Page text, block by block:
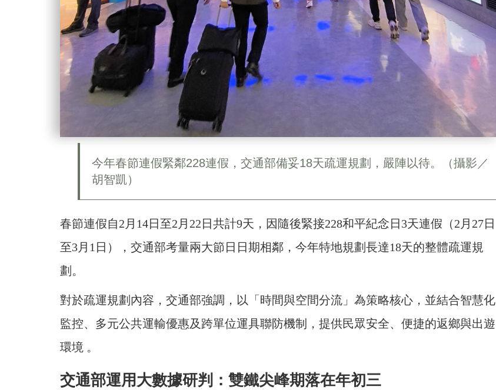
今年春節連假緊鄰228連假，交通部備妥18天疏運規劃，嚴陣以待。（攝影／
胡智凱）
春節連假自2月14日至2月22日共計9天，因隨後緊接228和平紀念日3天連假（2月27日
至3月1日），交通部考量兩大節日日期相鄰，今年特地規劃長達18天的整體疏運規
劃。
對於疏運規劃內容，交通部強調，以「時間與空間分流」為策略核心，並結合智慧化
監控、多元公共運輸優惠及跨單位運具聯防機制，提供民眾安全、便捷的返鄉與出遊
環境 。
交通部運用大數據研判：雙鐵尖峰期落在年初三